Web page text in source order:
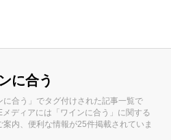
に合う
に合う」でタグ付けされた記事一覧で
メディアには「ワインに合う」に関する
案内、便利な情報が25件掲載されていま